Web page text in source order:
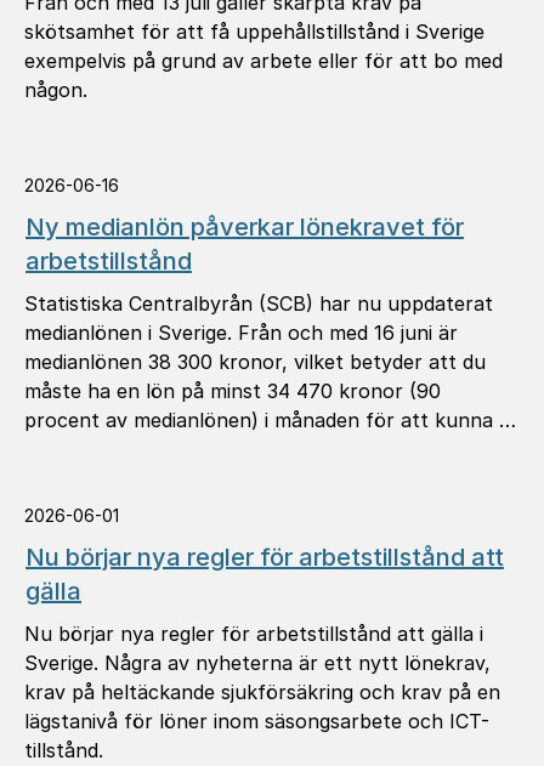
skötsamhet för att få uppehållstillstånd i Sverige
exempelvis på grund av arbete eller för att bo med
någon.
2026-06-16
Ny medianlön påverkar lönekravet för
arbetstillstånd
Statistiska Centralbyrån (SCB) har nu uppdaterat
medianlönen i Sverige. Från och med 16 juni är
medianlönen 38 300 kronor, vilket betyder att du
måste ha en lön på minst 34 470 kronor (90
procent av medianlönen) i månaden för att kunna få
2026-06-01
Nu börjar nya regler för arbetstillstånd att
gälla
Nu börjar nya regler för arbetstillstånd att gälla i
Sverige. Några av nyheterna är ett nytt lönekrav,
krav på heltäckande sjukförsäkring och krav på en
lägstanivå för löner inom säsongsarbete och ICT-
tillstånd.